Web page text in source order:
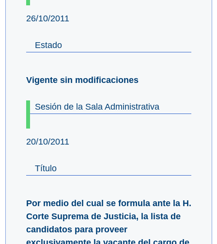
26/10/2011
Estado
Vigente sin modificaciones
Sesión de la Sala Administrativa
20/10/2011
Título
Por medio del cual se formula ante la H.
Corte Suprema de Justicia, la lista de
candidatos para proveer